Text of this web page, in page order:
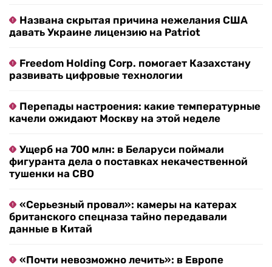
Названа скрытая причина нежелания США
давать Украине лицензию на Patriot
Freedom Holding Corp. помогает Казахстану
развивать цифровые технологии
Перепады настроения: какие температурные
качели ожидают Москву на этой неделе
Ущерб на 700 млн: в Беларуси поймали
фигуранта дела о поставках некачественной
тушенки на СВО
«Серьезный провал»: камеры на катерах
британского спецназа тайно передавали
данные в Китай
«Почти невозможно лечить»: в Европе